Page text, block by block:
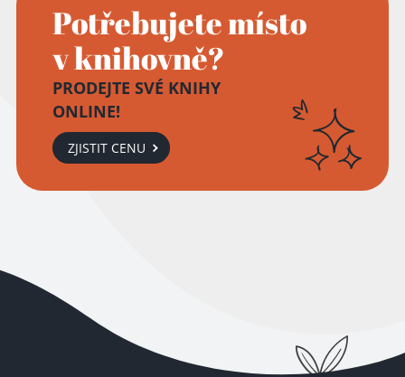
Potřebujete místo
v knihovně?
PRODEJTE SVÉ KNIHY
ONLINE!
ZJISTIT CENU